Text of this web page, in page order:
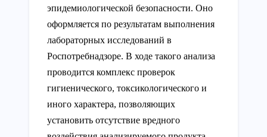
эпидемиологической безопасности. Оно
оформляется по результатам выполнения
лабораторных исследований в
Роспотребнадзоре. В ходе такого анализа
проводится комплекс проверок
гигиенического, токсикологического и
иного характера, позволяющих
установить отсутствие вредного